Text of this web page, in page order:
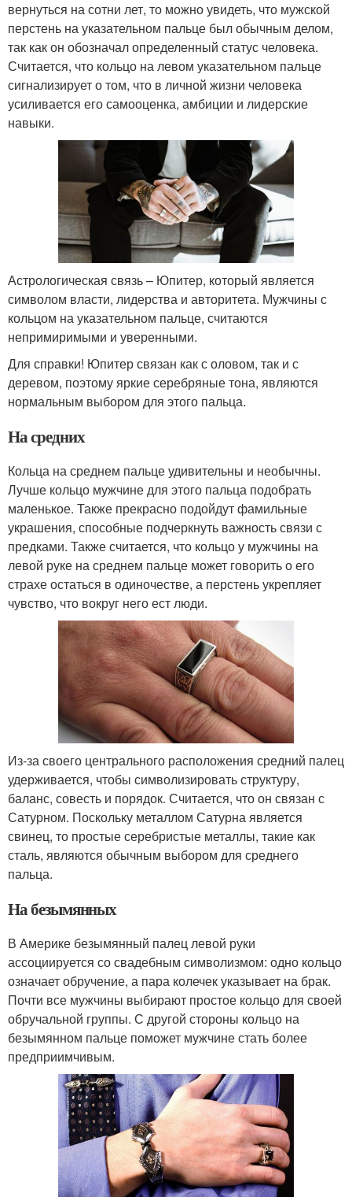
вернуться на сотни лет, то можно увидеть, что мужской
перстень на указательном пальце был обычным делом,
так как он обозначал определенный статус человека.
Считается, что кольцо на левом указательном пальце
сигнализирует о том, что в личной жизни человека
усиливается его самооценка, амбиции и лидерские
навыки.
Астрологическая связь – Юпитер, который является
символом власти, лидерства и авторитета. Мужчины с
кольцом на указательном пальце, считаются
непримиримыми и уверенными.
Для справки! Юпитер связан как с оловом, так и с
деревом, поэтому яркие серебряные тона, являются
нормальным выбором для этого пальца.
На средних
Кольца на среднем пальце удивительны и необычны.
Лучше кольцо мужчине для этого пальца подобрать
маленькое. Также прекрасно подойдут фамильные
украшения, способные подчеркнуть важность связи с
предками. Также считается, что кольцо у мужчины на
левой руке на среднем пальце может говорить о его
страхе остаться в одиночестве, а перстень укрепляет
чувство, что вокруг него ест люди.
Из-за своего центрального расположения средний палец
удерживается, чтобы символизировать структуру,
баланс, совесть и порядок. Считается, что он связан с
Сатурном. Поскольку металлом Сатурна является
свинец, то простые серебристые металлы, такие как
сталь, являются обычным выбором для среднего
пальца.
На безымянных
В Америке безымянный палец левой руки
ассоциируется со свадебным символизмом: одно кольцо
означает обручение, а пара колечек указывает на брак.
Почти все мужчины выбирают простое кольцо для своей
обручальной группы. С другой стороны кольцо на
безымянном пальце поможет мужчине стать более
предприимчивым.